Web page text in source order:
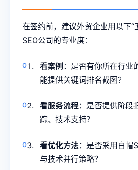
在签约前，建议外贸企业用以下“
SEO公司的专业度：
看案例 ：是否有你所在行业
能提供关键词排名截图？
看服务流程：是否提供阶段
踪、技术支持？
看优化方法 ：是否采用白帽
与技术并行策略？